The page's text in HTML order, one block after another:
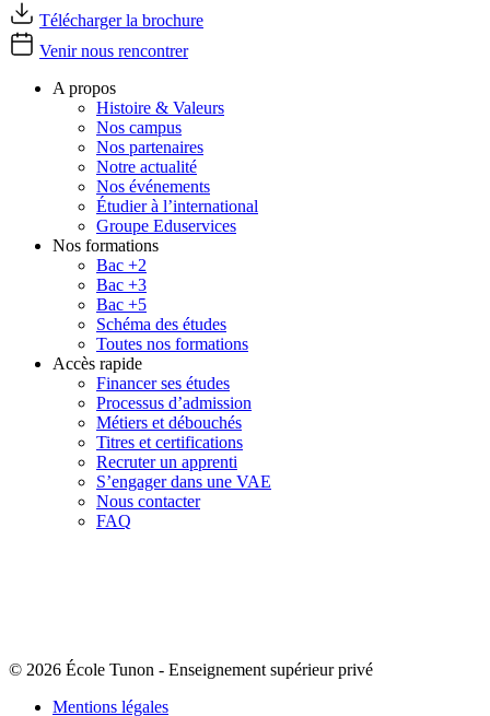
Télécharger la brochure
Venir nous rencontrer
A propos
Histoire & Valeurs
Nos campus
Nos partenaires
Notre actualité
Nos événements
Étudier à l’international
Groupe Eduservices
Nos formations
Bac +2
Bac +3
Bac +5
Schéma des études
Toutes nos formations
Accès rapide
Financer ses études
Processus d’admission
Métiers et débouchés
Titres et certifications
Recruter un apprenti
S’engager dans une VAE
Nous contacter
FAQ
© 2026 École Tunon - Enseignement supérieur privé
Mentions légales